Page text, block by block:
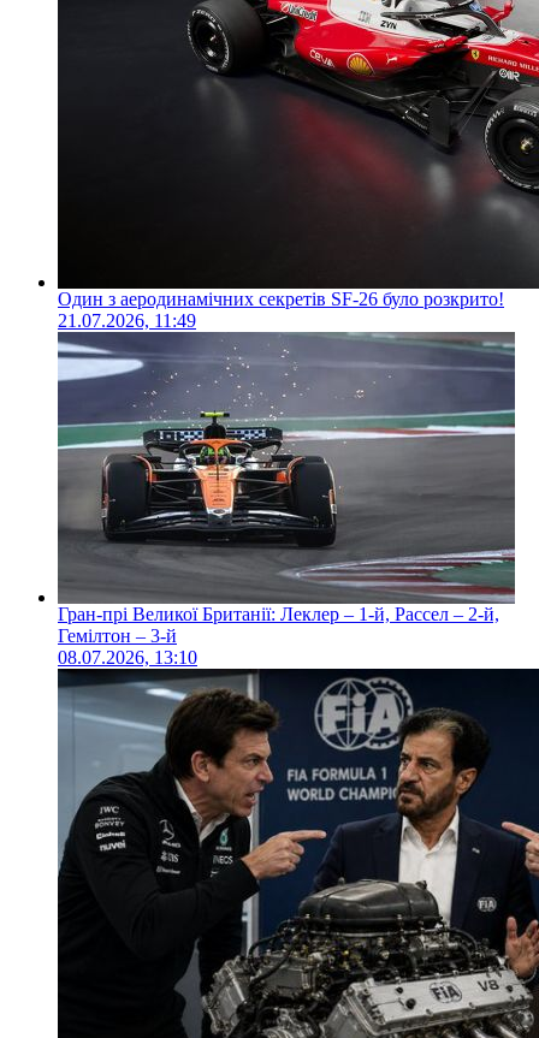
Один з аеродинамічних секретів SF-26 було розкрито!
21.07.2026, 11:49
Гран-прі Великої Британії: Леклер – 1-й, Рассел – 2-й,
Гемілтон – 3-й
08.07.2026, 13:10